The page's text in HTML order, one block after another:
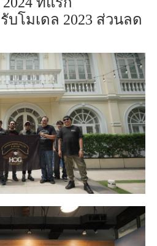
บโมเดล 2023 ส่วนลด